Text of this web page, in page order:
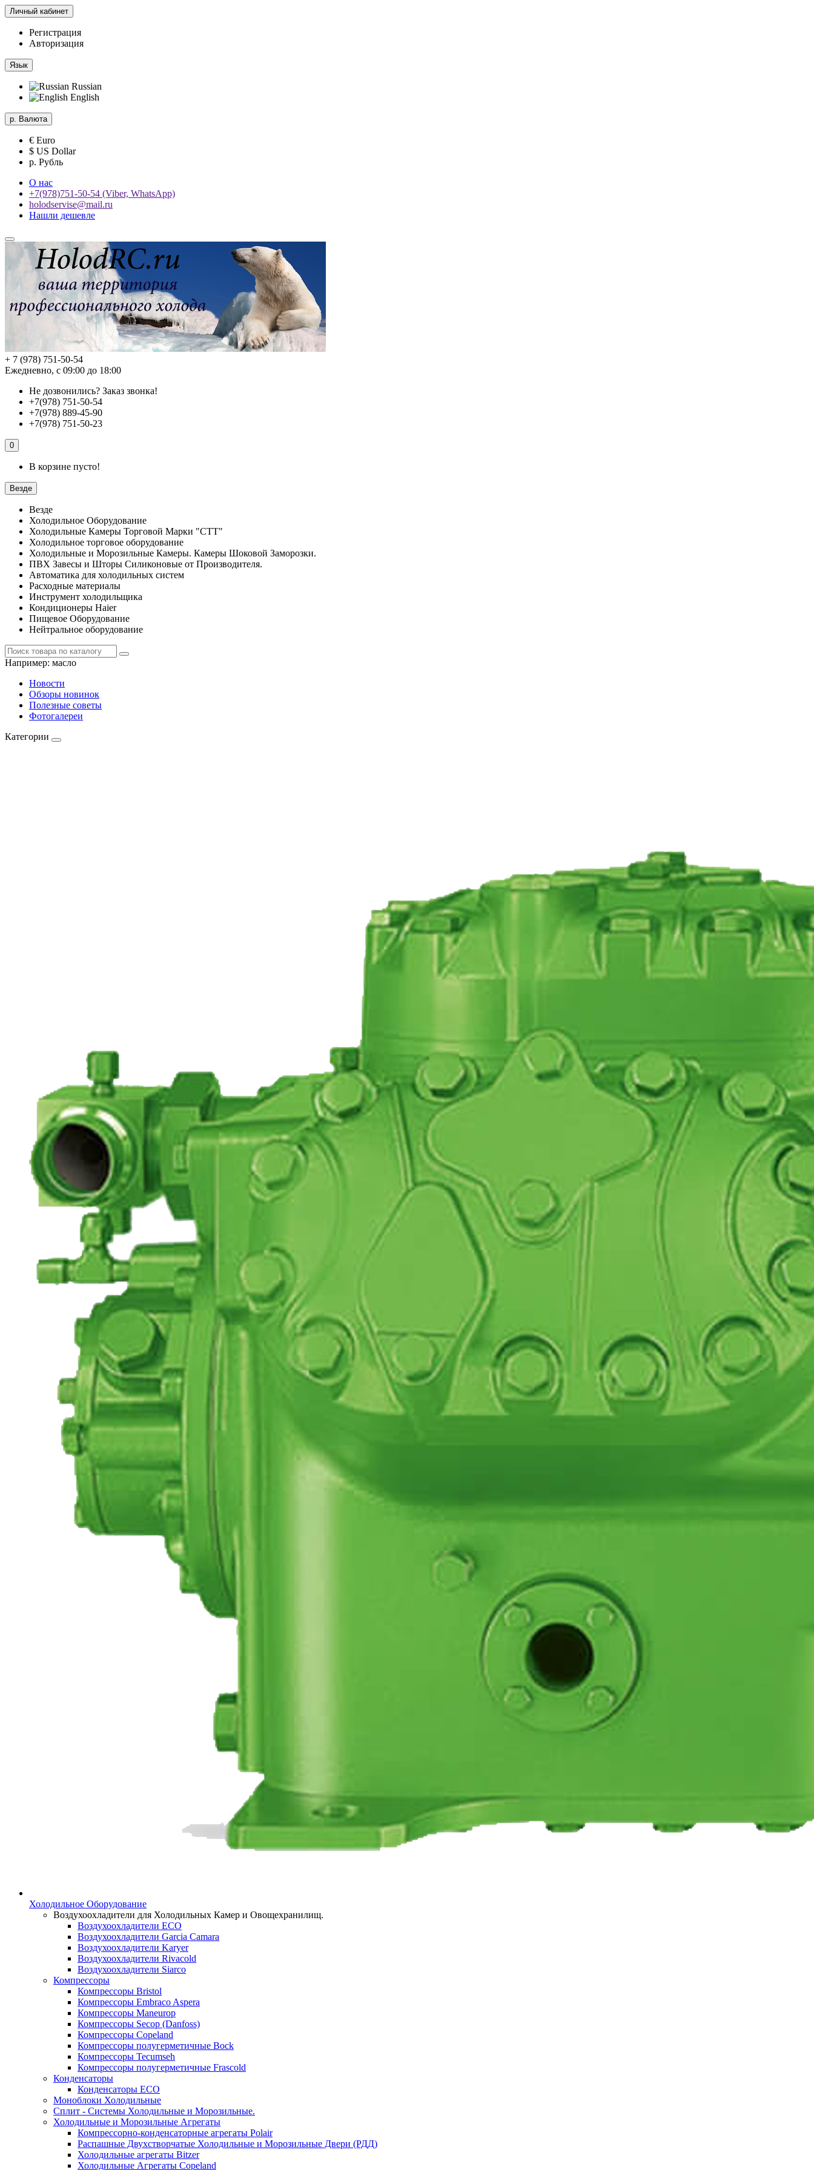
Личный кабинет
Регистрация
Авторизация
Язык
Russian
English
р. Валюта
€ Euro
$ US Dollar
р. Рубль
О нас
+7(978)751-50-54 (Viber, WhatsApp)
holodservise@mail.ru
Нашли дешевле
+ 7 (978) 751-50-54
Ежедневно, с 09:00 до 18:00
Не дозвонились? Заказ звонка!
+7(978) 751-50-54
+7(978) 889-45-90
+7(978) 751-50-23
0
В корзине пусто!
Везде
Везде
Холодильное Оборудование
Холодильные Камеры Торговой Марки "СТТ"
Холодильное торговое оборудование
Холодильные и Морозильные Камеры. Камеры Шоковой Заморозки.
ПВХ Завесы и Шторы Силиконовые от Производителя.
Автоматика для холодильных систем
Расходные материалы
Инструмент холодильщика
Кондиционеры Haier
Пищевое Оборудование
Нейтральное оборудование
Например: масло
Новости
Обзоры новинок
Полезные советы
Фотогалереи
Категории
Холодильное Оборудование
Воздухоохладители для Холодильных Камер и Овощехранилищ.
Воздухоохладители ECO
Воздухоохладители Garcia Camara
Воздухоохладители Karyer
Воздухоохладители Rivacold
Воздухоохладители Siarco
Компрессоры
Компрессоры Bristol
Компрессоры Embraco Aspera
Компрессоры Maneurop
Компрессоры Secop (Danfoss)
Компрессоры Copeland
Компрессоры полугерметичные Bock
Компрессоры Tecumseh
Компрессоры полугерметичные Frascold
Конденсаторы
Конденсаторы ECO
Моноблоки Холодильные
Сплит - Системы Холодильные и Морозильные.
Холодильные и Морозильные Агрегаты
Компрессорно-конденсаторные агрегаты Polair
Распашные Двухстворчатые Холодильные и Морозильные Двери (РДД)
Холодильные агрегаты Bitzer
Холодильные Агрегаты Copeland